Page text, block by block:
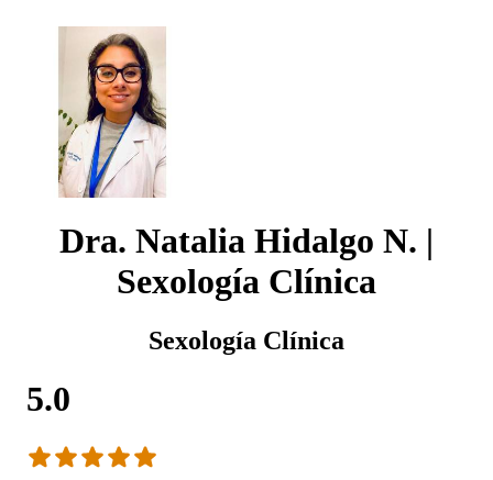
Dra. Natalia Hidalgo N. |
Sexología Clínica
Sexología Clínica
5.0